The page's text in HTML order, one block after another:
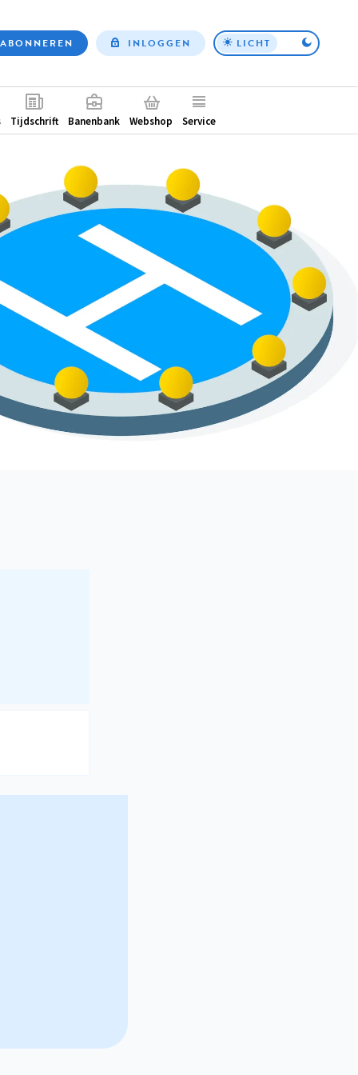
Top
ABONNEREN INLOGGEN LICHT
Tijdschrift Banenbank Webshop Service